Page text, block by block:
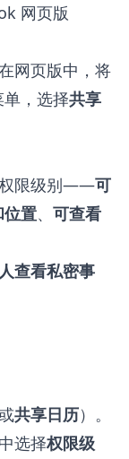
网页版
在网页版中，将
单，选择共享
权限级别——可
位置、 可查看
查看私密事
共享日历）。
选择权限级